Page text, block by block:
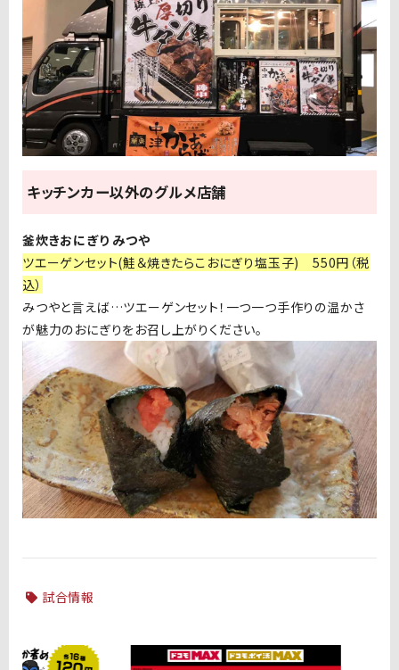
キッチンカー以外のグルメ店舗
釜炊きおにぎり みつや
ツエーゲンセット(鮭＆焼きたらこおにぎり塩玉子) 550円（税
込）
みつやと言えば…ツエーゲンセット！一つ一つ手作りの温かさ
が魅力のおにぎりをお召し上がりください。
試合情報